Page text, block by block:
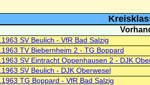
SV Beulich - VfR Bad Salzig
TV Biebernheim 2 - TG Boppard
SV Eintracht Oppenhausen 2 - DJK
SV Beulich - DJK Oberwesel
TG Boppard - VfR Bad Salzig